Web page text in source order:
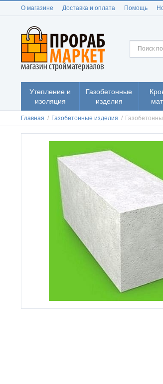
О магазине Доставка и оплата Помощь
Утепление и
изоляция
Газобетонные
изделия
Главная / Газобетонные изделия /